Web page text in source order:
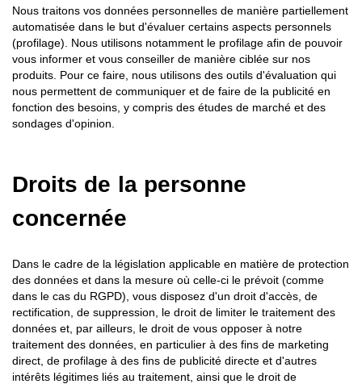
Nous traitons vos données personnelles de manière partiellement
automatisée dans le but d'évaluer certains aspects personnels
(profilage). Nous utilisons notamment le profilage afin de pouvoir
vous informer et vous conseiller de manière ciblée sur nos
produits. Pour ce faire, nous utilisons des outils d'évaluation qui
nous permettent de communiquer et de faire de la publicité en
fonction des besoins, y compris des études de marché et des
sondages d'opinion.
Droits de la personne
concernée
Dans le cadre de la législation applicable en matière de protection
des données et dans la mesure où celle-ci le prévoit (comme
dans le cas du RGPD), vous disposez d'un droit d'accès, de
rectification, de suppression, le droit de limiter le traitement des
données et, par ailleurs, le droit de vous opposer à notre
traitement des données, en particulier à des fins de marketing
direct, de profilage à des fins de publicité directe et d'autres
intérêts légitimes liés au traitement, ainsi que le droit de